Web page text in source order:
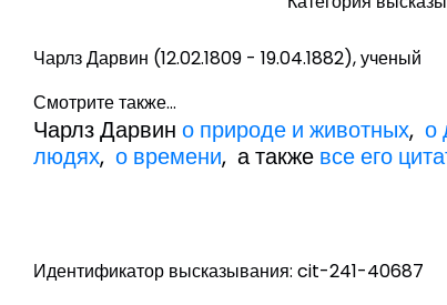
Чарлз Дарвин (12.02.1809 - 19.04.1882), ученый
Смотрите также...
Чарлз Дарвино природе и животных,о
людях,о времени, а также все его
Идентификатор высказывания: cit-241-40687